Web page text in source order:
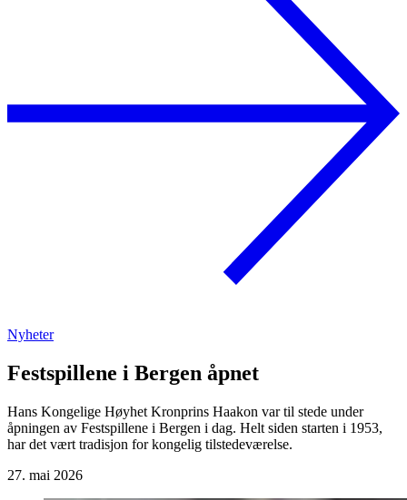
Nyheter
Festspillene i Bergen åpnet
Hans Kongelige Høyhet Kronprins Haakon var til stede under
åpningen av Festspillene i Bergen i dag. Helt siden starten i 1953,
har det vært tradisjon for kongelig tilstedeværelse.
27. mai 2026